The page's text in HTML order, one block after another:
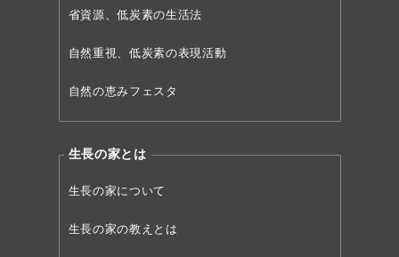
省資源、低炭素の生活法
自然重視、低炭素の表現活動
自然の恵みフェスタ
生長の家とは
生長の家について
生長の家の教えとは